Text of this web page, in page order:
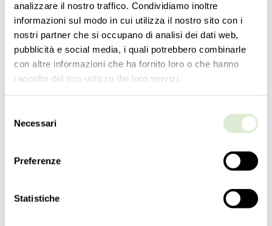
analizzare il nostro traffico. Condividiamo inoltre
informazioni sul modo in cui utilizza il nostro sito con i
nostri partner che si occupano di analisi dei dati web,
pubblicità e social media, i quali potrebbero combinarle
con altre informazioni che ha fornito loro o che hanno
raccolto dal suo utilizzo dei loro servizi.
delNecessari
Preferenze
Statistiche
5549-02
Nevada